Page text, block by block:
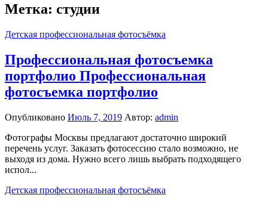
Метка: студии
Детская профессиональная фотосъёмка
Профессиональная фотосъемка
портфолио Профессиональная
фотосъемка портфолио
Опубликовано Июль 7, 2019 Автор: admin
Фотографы Москвы предлагают достаточно широкий
перечень услуг. Заказать фотосессию стало возможно, не
выходя из дома. Нужно всего лишь выбрать подходящего
испол...
Детская профессиональная фотосъёмка